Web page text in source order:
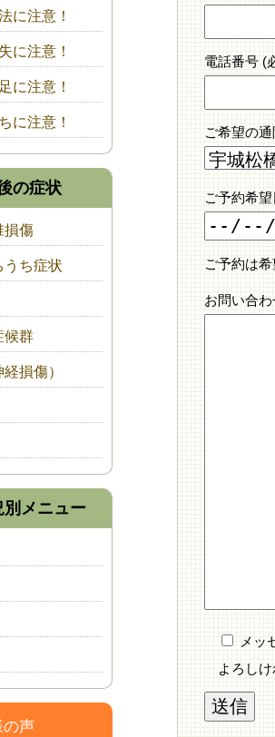
電話番号 (
ご希望の
ご予約希望
ご予約は
お問い合
メッ
よろし
に注意！
に注意！
に注意！
に注意！
の症状
損傷
うち症状
候群
損傷）
メニュー
の声